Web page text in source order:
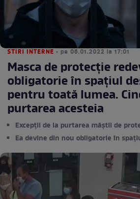
STIRI INTERNE • pe 06.01.2022 la 17:01
Masca de protecție
obligatorie în spațiul
pentru toată lumea.
purtarea acesteia
Excepții de la purtarea măștii de
Ea devine din nou obligatorie în